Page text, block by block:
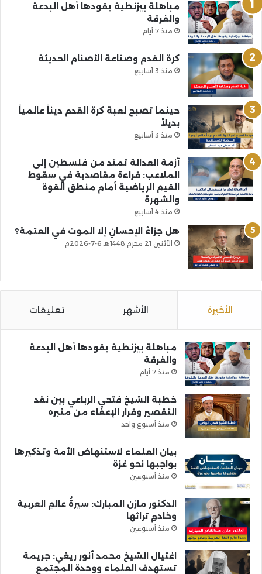
مباهلة بيزنطية يقودها أهل البدعة
والفرقة
منذ 7 أيام
كرة القدم وصناعة الأصنام الحديثة
منذ 3 أسابيع
حينما تصبح لعبة كرة القدم ديناً عالمياً
بديلاً
منذ 3 أسابيع
أزمة العدالة تمتد من فلسطين إلى
الملاعب: قراءة مقاصدية في سقوط
القيم الرياضية أمام منطق القوة
والشهرة
منذ 4 أسابيع
هل جزاءُ الإحسانِ إلا الموت في العتمة؟
الأثنين 21 محرم 1448هـ 6-7-2026م
الأخيرة الأشهر تعليقات
مباهلة بيزنطية يقودها أهل البدعة
والفرقة
منذ 7 أيام
خطبة الشيخ فتحي الرباعي بين نقد
التقصير وقرار الإعفاء من منبره
منذ أسبوع واحد
بيان العلماء لاستنهاض الأمة وتذكيرها
بواجبها نحو غزة
منذ أسبوعين
الدكتور مازن المبارك: سيرةُ عالمِ العربية
وخادمِ تراثها
منذ أسبوعين
اغتيال الشيخ محمد أنور ريغي: جريمة
تستهدف العلماء ووحدة المجتمع